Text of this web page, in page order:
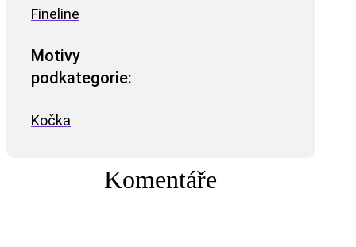
Fineline
Motivy
podkategorie:
Kočka
Komentáře